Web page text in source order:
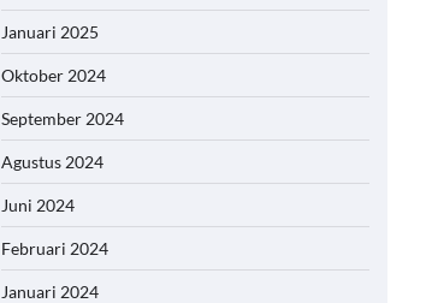
Januari 2025
Oktober 2024
September 2024
Agustus 2024
Juni 2024
Februari 2024
Januari 2024